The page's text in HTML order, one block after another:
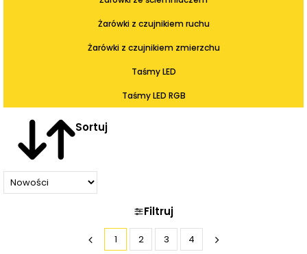
Żarówki z czujnikiem ruchu
Żarówki z czujnikiem zmierzchu
Taśmy LED
Taśmy LED RGB
Sortuj
Filtruj
1 2 3 4